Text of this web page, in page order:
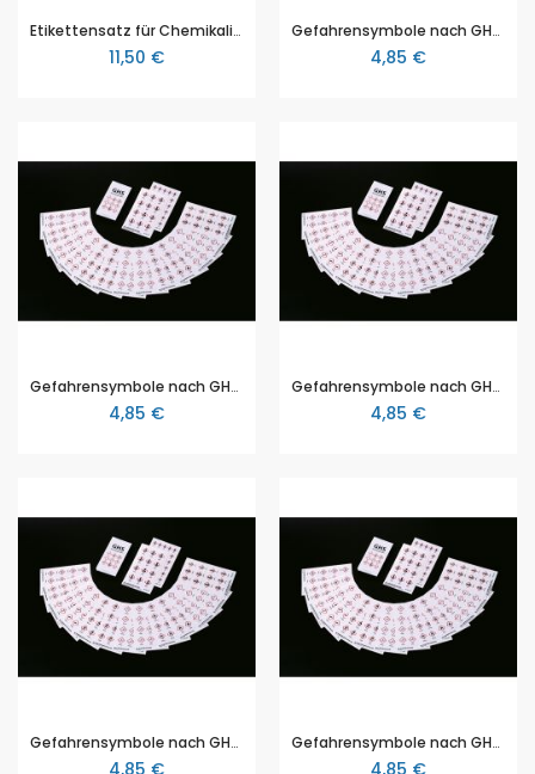
Etikettensatz für Chemikalienabfälle, 105 x 72 mm, R + S Sätzen, Warnzeichen und Abfallschlüssel Nr., 7 Etiketten
11,50 €
Gefahrensymbole nach GHS, GHS Etiketten Explosive Stoffe GHS 01 - Achtung, Größe 18x26mm, mit 30 Stück auf Bogen
4,85 €
Gefahrensymbole nach GHS, GHS Etiketten Explosive Stoffe GHS 01 - Gefahr, Größe 18x26mm, mit 30 Stück auf Bogen
4,85 €
Gefahrensymbole nach GHS, GHS Etiketten Entzündbare Stoffe GHS 02 - Achtung, Größe 18x26mm, mit 30 Stück auf Bogen, selbstklebend
4,85 €
Gefahrensymbole nach GHS, GHS Etiketten Entzündbare Stoffe GHS 02 - Gefahr, Größe 18x26mm, mit 30 Stück auf Bogen, selbstklebend
4,85 €
Gefahrensymbole nach GHS, GHS Etiketten Entzündend wirkende Stoffe GHS 03 - Achtung, Größe 18x26mm, mit 30 Stück auf Bogen, selbstklebend
4,85 €